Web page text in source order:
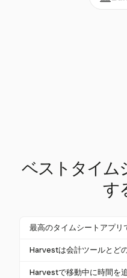
ベストタイム
す
最高のタイムシートアプリ
タイムシートアプリを
ク管理、詳細なレポー
Harvestは会計ツールとど
HarvestはQuickBooksや
Harvestで移動中に時間を